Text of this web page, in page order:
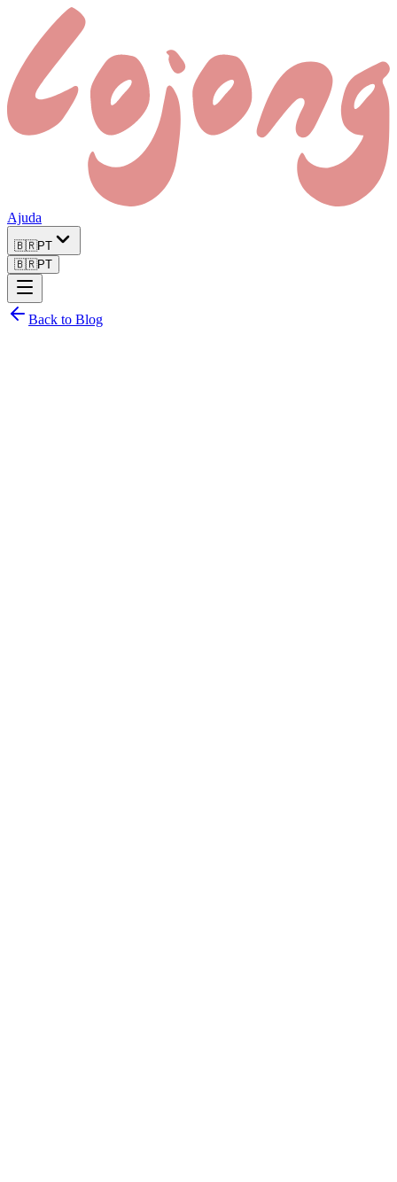
Ajuda
🇧🇷PT
🇧🇷PT
Back to Blog